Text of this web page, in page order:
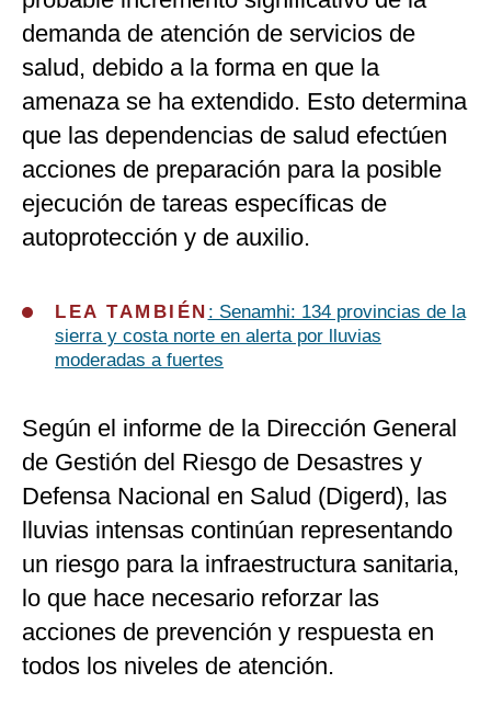
demanda de atención de servicios de
salud, debido a la forma en que la
amenaza se ha extendido. Esto determina
que las dependencias de salud efectúen
acciones de preparación para la posible
ejecución de tareas específicas de
autoprotección y de auxilio.
LEA TAMBIÉN : Senamhi: 134 provincias de la
sierra y costa norte en alerta por lluvias
moderadas a fuertes
Según el informe de la Dirección General
de Gestión del Riesgo de Desastres y
Defensa Nacional en Salud (Digerd), las
lluvias intensas continúan representando
un riesgo para la infraestructura sanitaria,
lo que hace necesario reforzar las
acciones de prevención y respuesta en
todos los niveles de atención.